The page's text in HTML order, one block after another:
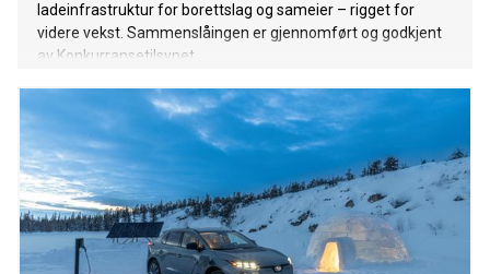
ladeinfrastruktur for borettslag og sameier – rigget for
videre vekst. Sammenslåingen er gjennomført og godkjent
av Konkurransetilsynet.